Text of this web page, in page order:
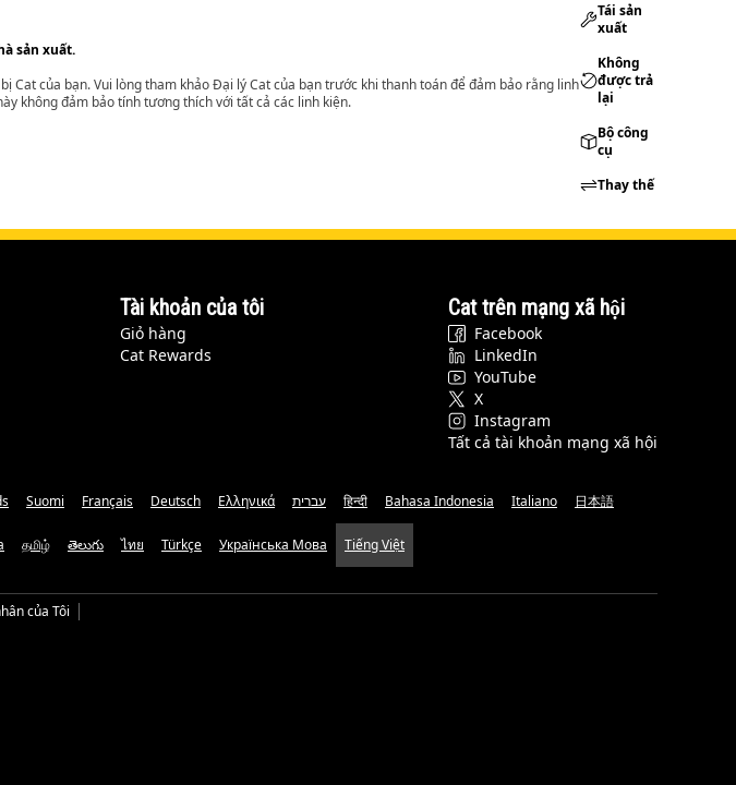
sản xuất.
Cat của bạn. Vui lòng tham khảo Đại lý Cat của bạn trước khi thanh toán để đảm bảo rằng linh
không đảm bảo tính tương thích với tất cả các linh kiện.
Tái sản
xuất
Không
được trả
lại
Bộ công
cụ
Thay thế
Tài khoản của tôi
Giỏ hàng
Cat Rewards
Cat trên mạng xã hội
Facebook
LinkedIn
YouTube
X
Instagram
Tất cả tài khoản mạng xã hội
Suomi Français Deutsch Ελληνικά עברית हिन्दी Bahasa Indonesia Italiano 日本語
தமிழ் తెలుగు ไทย Türkçe Українська Мова Tiếng Việt
của Tôi